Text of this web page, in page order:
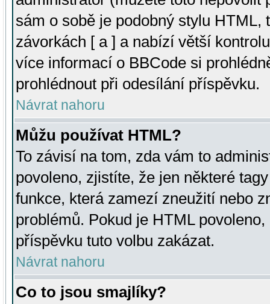
sám o sobě je podobný stylu HTML,
závorkách [ a ] a nabízí větší
více informací o BBCode si
prohlédnout při odesílání příspěvku.
Návrat nahoru
Můžu používat HTML?
To závisí na tom, zda vám to
povoleno, zjistíte, že jen některé
funkce, která zamezí zneužití nebo
problémů. Pokud je HTML
příspěvku tuto volbu zakázat.
Návrat nahoru
Co to jsou smajlíky?